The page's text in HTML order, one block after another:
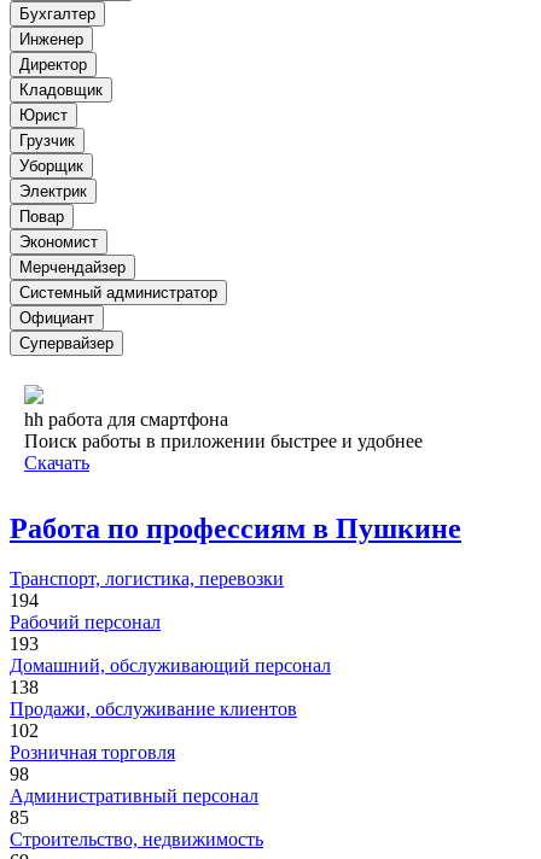
Бухгалтер
Инженер
Директор
Кладовщик
Юрист
Грузчик
Уборщик
Электрик
Повар
Экономист
Мерчендайзер
Системный администратор
Официант
Супервайзер
hh работа для смартфона
Поиск работы в приложении быстрее и удобнее
Скачать
Работа по профессиям в Пушкине
Транспорт, логистика, перевозки
194
Рабочий персонал
193
Домашний, обслуживающий персонал
138
Продажи, обслуживание клиентов
102
Розничная торговля
98
Административный персонал
85
Строительство, недвижимость